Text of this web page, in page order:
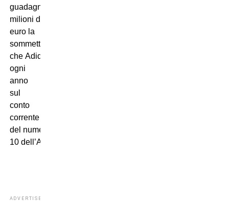
guadagni: 4
milioni di
euro la
sommetta
che Adidas versa
ogni
anno
sul
conto
corrente
del numero
10 dell’Arsenal!
ADVERTISEMENT